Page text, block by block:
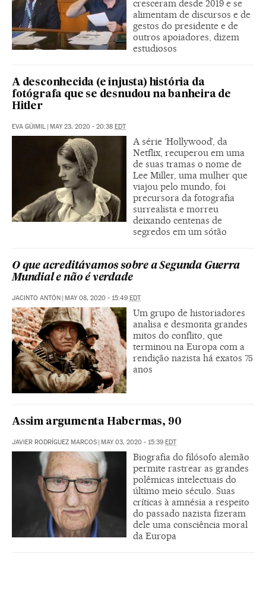
cresceram desde 2019 e se
alimentam de discursos e de
gestos do presidente e de
outros apoiadores, dizem
estudiosos
A desconhecida (e injusta) história da
fotógrafa que se desnudou na banheira de
Hitler
EVA GÜIMIL | MAY 23, 2020 - 20:38 EDT
A série ‘Hollywood’, da
Netflix, recuperou em uma
de suas tramas o nome de
Lee Miller, uma mulher que
viajou pelo mundo, foi
precursora da fotografia
surrealista e morreu
deixando centenas de
segredos em um sótão
O que acreditávamos sobre a Segunda Guerra
Mundial e não é verdade
JACINTO ANTÓN | MAY 08, 2020 - 15:49 EDT
Um grupo de historiadores
analisa e desmonta grandes
mitos do conflito, que
terminou na Europa com a
rendição nazista há exatos 75
anos
Assim argumenta Habermas, 90
JAVIER RODRÍGUEZ MARCOS | MAY 03, 2020 - 15:39 EDT
Biografia do filósofo alemão
permite rastrear as grandes
polêmicas intelectuais do
último meio século. Suas
críticas à amnésia a respeito
do passado nazista fizeram
dele uma consciência moral
da Europa